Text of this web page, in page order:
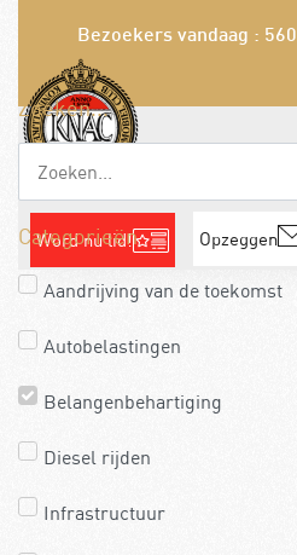
Bezoekers vandaag : 560
Word nu lid! Opzeggen
Zoeken...
Categorieën
Aandrijving van de toekomst
Autobelastingen
Belangenbehartiging
Diesel rijden
Infrastructuur